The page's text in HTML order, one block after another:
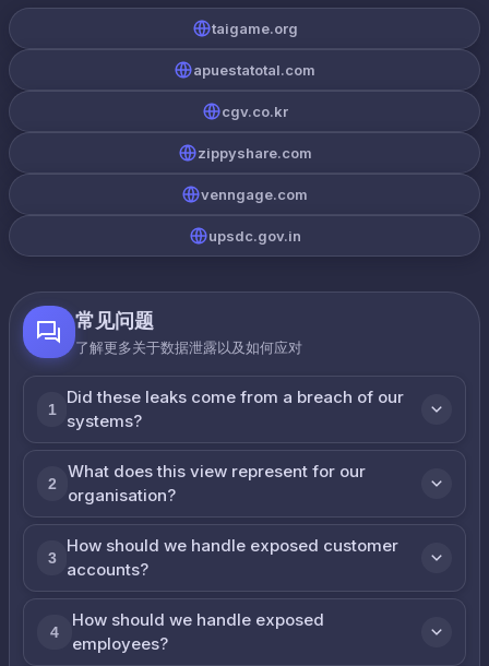
taigame.org
apuestatotal.com
cgv.co.kr
zippyshare.com
venngage.com
upsdc.gov.in
常见问题
了解更多关于数据泄露以及如何应对
1
Did these leaks come from a breach of our
systems?
2
What does this view represent for our
organisation?
3
How should we handle exposed customer
accounts?
4
How should we handle exposed
employees?